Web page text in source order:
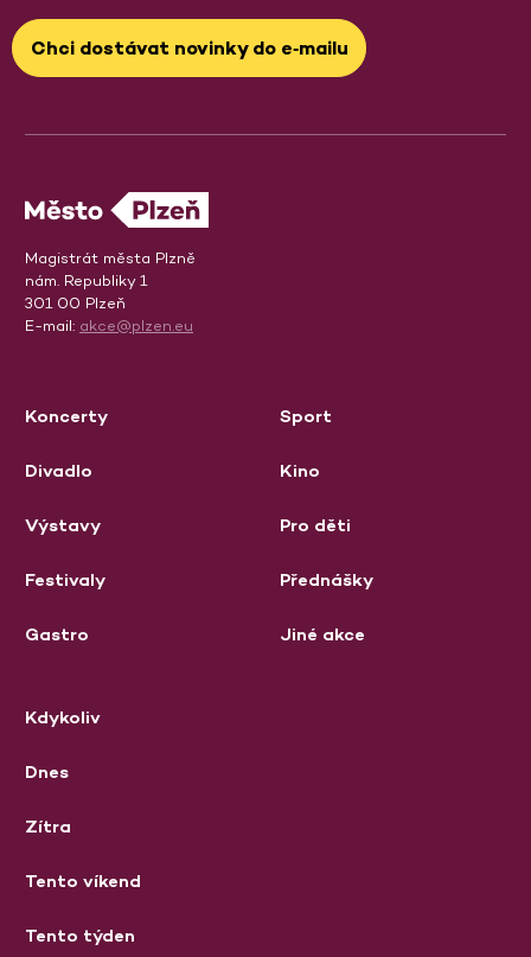
Chci dostávat novinky do e‑mailu
Magistrát města Plzně
nám. Republiky 1
301 00 Plzeň
E-mail: akce@plzen.eu
Koncerty
Divadlo
Výstavy
Festivaly
Gastro
Sport
Kino
Pro děti
Přednášky
Jiné akce
Kdykoliv
Dnes
Zítra
Tento víkend
Tento týden